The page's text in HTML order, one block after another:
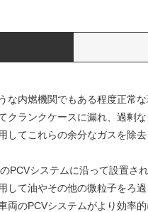
な内燃機関でもある程度正常な
クランクケースに漏れ、過剰
してこれらの余分なガスを除
PCVシステムに沿って設置され
して油やその他の微粒子をろ
両のPCVシステムがより効率